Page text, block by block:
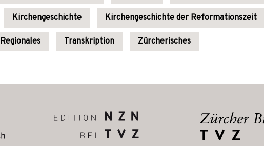
Kirchengeschichte Kirchengeschichte der Reformationszeit
Regionales Transkription Zürcherisches